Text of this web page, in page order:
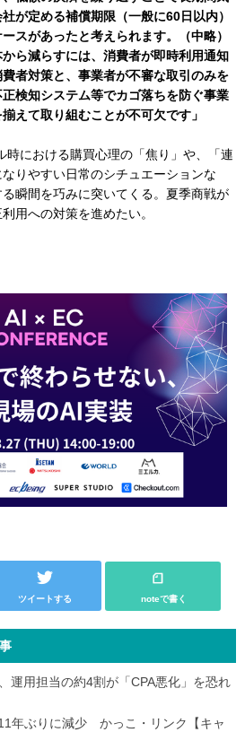
が定める補償期限（一般に60日以内）
スがあったと考えられます。（中略）
ら減らすには、消費者が即時利用通知
者対策と、事業者が不審な取引のみを
検知システム等でカゴ落ちを防ぐ事業
えて取り組むことが不可欠です」
時における購買心理の「焦り」や、「連
りやすい日常のシチュエーションな
瞬間を巧みに突いてくる。夏季商戦が
用への対策を進めたい。
ツイートする noteで書く
運用担当の約4割が「CPA悪化」を恐れ
年ぶりに減少 かっこ・リンク【キャ